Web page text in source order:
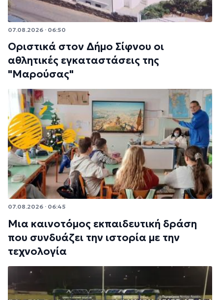
07.08.2026 · 06:50
Οριστικά στον Δήμο Σίφνου οι
αθλητικές εγκαταστάσεις της
"Μαρούσας"
07.08.2026 · 06:45
Μια καινοτόμος εκπαιδευτική δράση
που συνδυάζει την ιστορία με την
τεχνολογία